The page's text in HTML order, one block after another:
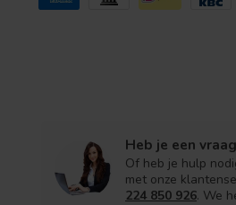
Heb je een
Of heb je hulp
met onze
224 850 926. We